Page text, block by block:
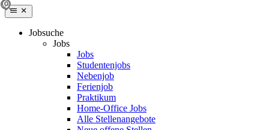
Jobsuche
Jobs
Jobs
Studentenjobs
Nebenjob
Ferienjob
Praktikum
Home-Office Jobs
Alle Stellenangebote